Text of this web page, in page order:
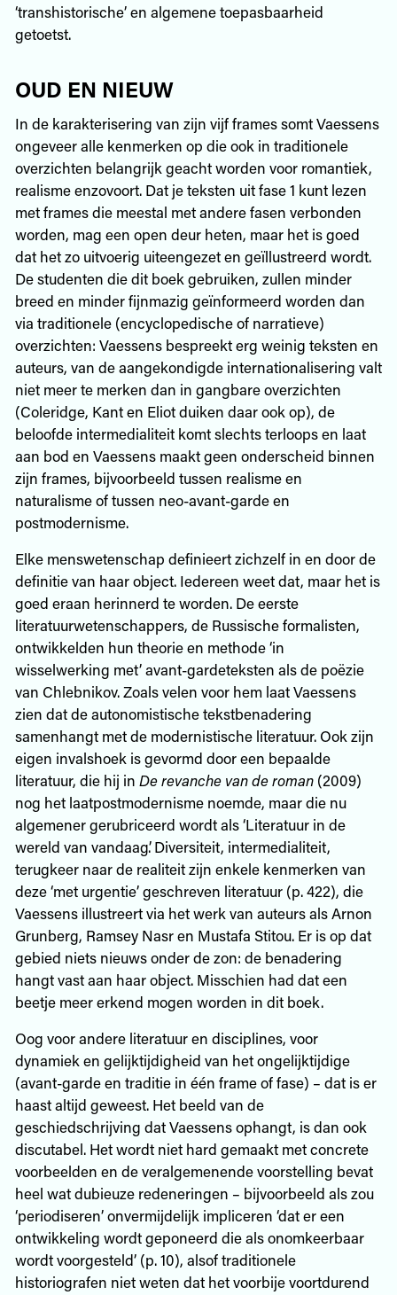
‘transhistorische’ en algemene toepasbaarheid
getoetst.
OUD EN NIEUW
In de karakterisering van zijn vijf frames somt Vaessens
ongeveer alle kenmerken op die ook in traditionele
overzichten belangrijk geacht worden voor romantiek,
realisme enzovoort. Dat je teksten uit fase 1 kunt lezen
met frames die meestal met andere fasen verbonden
worden, mag een open deur heten, maar het is goed
dat het zo uitvoerig uiteengezet en geïllustreerd wordt.
De studenten die dit boek gebruiken, zullen minder
breed en minder fijnmazig geïnformeerd worden dan
via traditionele (encyclopedische of narratieve)
overzichten: Vaessens bespreekt erg weinig teksten en
auteurs, van de aangekondigde internationalisering valt
niet meer te merken dan in gangbare overzichten
(Coleridge, Kant en Eliot duiken daar ook op), de
beloofde intermedialiteit komt slechts terloops en laat
aan bod en Vaessens maakt geen onderscheid binnen
zijn frames, bijvoorbeeld tussen realisme en
naturalisme of tussen neo-avant-garde en
postmodernisme.
Elke menswetenschap definieert zichzelf in en door de
definitie van haar object. Iedereen weet dat, maar het is
goed eraan herinnerd te worden. De eerste
literatuurwetenschappers, de Russische formalisten,
ontwikkelden hun theorie en methode ‘in
wisselwerking met’ avant-gardeteksten als de poëzie
van Chlebnikov. Zoals velen voor hem laat Vaessens
zien dat de autonomistische tekstbenadering
samenhangt met de modernistische literatuur. Ook zijn
eigen invalshoek is gevormd door een bepaalde
literatuur, die hij in De revanche van de roman(2009)
nog het laatpostmodernisme noemde, maar die nu
algemener gerubriceerd wordt als ‘Literatuur in de
wereld van vandaag’. Diversiteit, intermedialiteit,
terugkeer naar de realiteit zijn enkele kenmerken van
deze ‘met urgentie’ geschreven literatuur (p. 422), die
Vaessens illustreert via het werk van auteurs als Arnon
Grunberg, Ramsey Nasr en Mustafa Stitou. Er is op dat
gebied niets nieuws onder de zon: de benadering
hangt vast aan haar object. Misschien had dat een
beetje meer erkend mogen worden in dit boek.
Oog voor andere literatuur en disciplines, voor
dynamiek en gelijktijdigheid van het ongelijktijdige
(avant-garde en traditie in één frame of fase) – dat is er
haast altijd geweest. Het beeld van de
geschiedschrijving dat Vaessens ophangt, is dan ook
discutabel. Het wordt niet hard gemaakt met concrete
voorbeelden en de veralgemenende voorstelling bevat
heel wat dubieuze redeneringen – bijvoorbeeld als zou
‘periodiseren’ onvermijdelijk impliceren ‘dat er een
ontwikkeling wordt geponeerd die als onomkeerbaar
wordt voorgesteld’ (p. 10), alsof traditionele
historiografen niet weten dat het voorbije voortdurend